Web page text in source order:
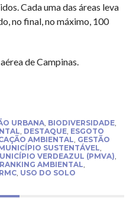
Cada uma das áreas leva
no final, no máximo, 100
de Campinas.
URBANA, BIODIVERSIDADE,
DESTAQUE, ESGOTO
AMBIENTAL GESTÃO
SUSTENTÁVEL
VERDEAZUL (PMVA)
RANKING AMBIENTAL
, USO DO SOLO